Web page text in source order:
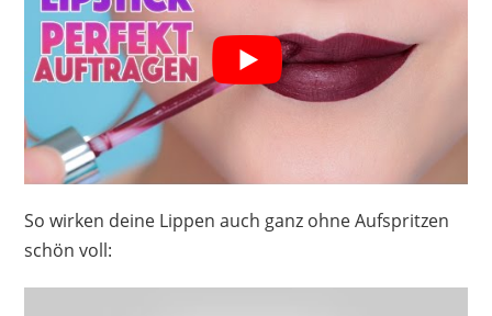
So wirken deine Lippen auch ganz ohne Aufspritzen
schön voll: